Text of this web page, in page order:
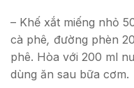
– Khế xắt miếng nhỏ
cà phê, đường phèn
phê. Hòa với 200 ml
dùng ăn sau bữa cơm.